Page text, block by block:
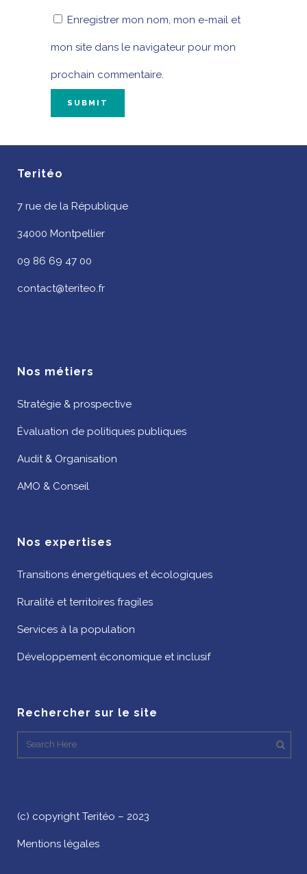
Enregistrer mon nom, mon e-mail et
mon site dans le navigateur pour mon
prochain commentaire.
Teritéo
7 rue de la République
34000 Montpellier
09 86 69 47 00
contact@teriteo.fr
Nos métiers
Stratégie & prospective
Évaluation de politiques publiques
Audit & Organisation
AMO & Conseil
Nos expertises
Transitions énergétiques et écologiques
Ruralité et territoires fragiles
Services à la population
Développement économique et inclusif
Rechercher sur le site
(c) copyright Teritéo – 2023
Mentions légales